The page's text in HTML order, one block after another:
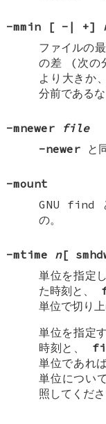
-mmin [ - | +]
ファイルの
の差 (次の
より大きか
分前であるな
-mnewer
file
-newerと同
-mount
GNU find
の。
-mtime n[
単位を指定
た時刻と、
単位で切り
単位を指定
時刻と、
単位であれ
単位につい
照してくださ